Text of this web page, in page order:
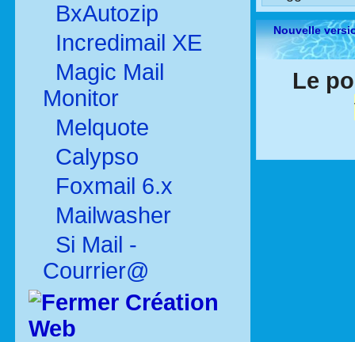
BxAutozip
Incredimail XE
Magic Mail
Monitor
Melquote
Calypso
Foxmail 6.x
Mailwasher
Si Mail -
Courrier@
Création
Web
Nouvelle
Le